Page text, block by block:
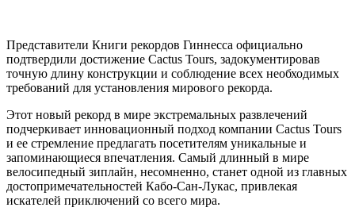
Представители Книги рекордов Гиннесса официально
подтвердили достижение Cactus Tours, задокументировав
точную длину конструкции и соблюдение всех необходимых
требований для установления мирового рекорда.
Этот новый рекорд в мире экстремальных развлечений
подчеркивает инновационный подход компании Cactus Tours
и ее стремление предлагать посетителям уникальные и
запоминающиеся впечатления. Самый длинный в мире
велосипедный зиплайн, несомненно, станет одной из главных
достопримечательностей Кабо-Сан-Лукас, привлекая
искателей приключений со всего мира.